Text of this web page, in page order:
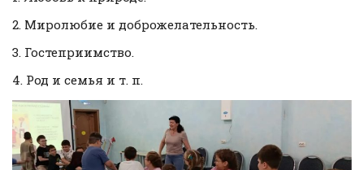
2. Миролюбие и доброжелательность.
3. Гостеприимство.
4. Род и семья и т. п.